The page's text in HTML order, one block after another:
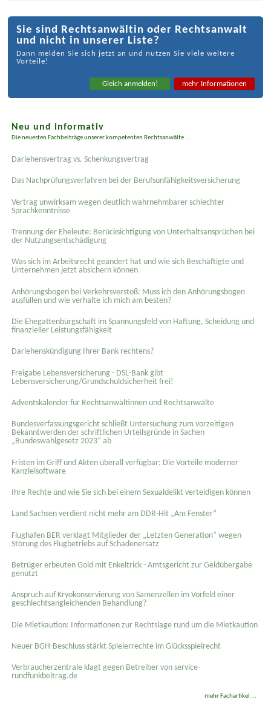
Sie sind Rechtsanwältin oder Rechtsanwalt
und nicht in unserer Liste?
Dann melden Sie sich jetzt an und nutzen Sie viele weitere
Vorteile!
Gleich anmelden! mehr Informationen
Neu und informativ
Die neuesten Fachbeiträge unserer kompetenten Rechtsanwälte ...
Darlehensvertrag vs. Schenkungsvertrag
Das Nachprüfungsverfahren bei der Berufsunfähigkeitsversicherung
Vertrag unwirksam wegen deutlich wahrnehmbarer schlechter
Sprachkenntnisse
Trennung der Eheleute: Berücksichtigung von Unterhaltsansprüchen bei
der Nutzungsentschädigung
Was sich im Arbeitsrecht geändert hat und wie sich Beschäftigte und
Unternehmen jetzt absichern können
Anhörungsbogen bei Verkehrsverstoß: Muss ich den Anhörungsbogen
ausfüllen und wie verhalte ich mich am besten?
Die Ehegattenbürgschaft im Spannungsfeld von Haftung, Scheidung und
finanzieller Leistungsfähigkeit
Darlehenskündigung Ihrer Bank rechtens?
Freigabe Lebensversicherung - DSL-Bank gibt
Lebensversicherung/Grundschuldsicherheit frei!
Adventskalender für Rechtsanwältinnen und Rechtsanwälte
Bundesverfassungsgericht schließt Untersuchung zum vorzeitigen
Bekanntwerden der schriftlichen Urteilsgründe in Sachen
„Bundeswahlgesetz 2023“ ab
Fristen im Griff und Akten überall verfügbar: Die Vorteile moderner
Kanzleisoftware
Ihre Rechte und wie Sie sich bei einem Sexual­delikt verteidigen können
Land Sachsen verdient nicht mehr am DDR-Hit „Am Fenster“
Flughafen BER verklagt Mitglieder der „Letzten Generation“ wegen
Störung des Flugbetriebs auf Schadenersatz
Betrüger erbeuten Gold mit Enkeltrick - Amtsgericht zur Geldübergabe
genutzt
Anspruch auf Kryokonservierung von Samenzellen im Vorfeld einer
geschlechtsangleichenden Behandlung?
Die Mietkaution: Informationen zur Rechtslage rund um die Mietkaution
Neuer BGH-Beschluss stärkt Spielerrechte im Glücksspielrecht
Verbraucherzentrale klagt gegen Betreiber von service-
rundfunkbeitrag.de
mehr Fachartikel ...